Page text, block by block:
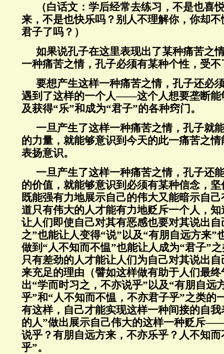
（白话文：学后经常去练习，不是也喜
来，不是也快乐吗？别人不理解你，你却
君子了吗？）
如果说孔子在这里表现出了某种痛苦之
一种痛苦之情，孔子必须有某种个性，受
要想产生这样一种痛苦之情，孔子还必
遇到了这样的一个人——这个人想要垄断能
及获得“乐”和成为“君子”的各种窍门。
一旦产生了这样一种痛苦之情，孔子就
的力量，就能够意识到今天的此一痛苦之
表扬意识。
一旦产生了这样一种痛苦之情，孔子还
的价值，就能够意识到必须有某种信念，
既能强有力地展示自己的伟大又能暗示自
道只有伟大的人才能有力地贬斥一个人，
让人们即使自己对其有恶感也要对其说出
之”也能让人变得“说”以及“有朋自远方来”
做到“人不知而不愠”也能让人成为“君子”
只有差劲的人才能让人们为自己对其说出
来充足的理由（譬如这样做有助于人们最
出“学而时习之，不亦说乎”以及“有朋自远
乎”和“人不知而不愠，不亦君子乎”之类的
有这样，自己才能实现这样一种间接的自
的人”做出展示自己伟大的这样一种贬斥
说乎？有朋自远方来，不亦乐乎？人不知
乎”。